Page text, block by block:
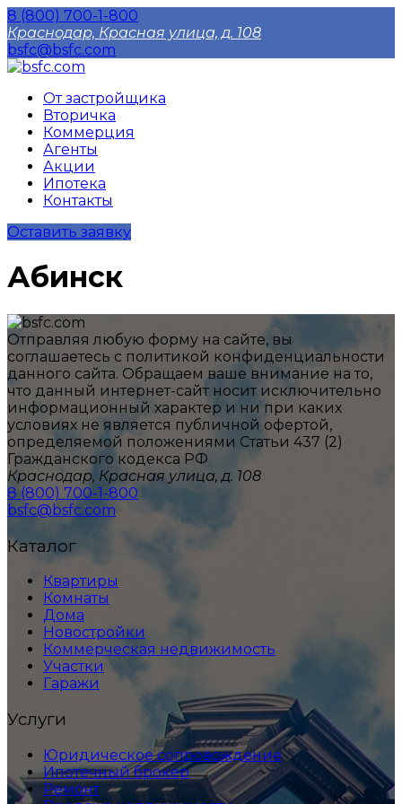
8 (800) 700-1-800
Краснодар, Красная улица, д. 108
bsfc@bsfc.com
От застройщика
Вторичка
Коммерция
Агенты
Акции
Ипотека
Контакты
Оставить заявку
Абинск
Отправляя любую форму на сайте, вы
соглашаетесь с политикой конфиденциальности
данного сайтa. Обращаем ваше внимание на то,
что данный интернет-сайт носит исключительно
информационный характер и ни при каких
условиях не является публичной офертой,
определяемой положениями Статьи 437 (2)
Гражданского кодекса РФ
Краснодар, Красная улица, д. 108
8 (800) 700-1-800
bsfc@bsfc.com
Каталог
Квартиры
Комнаты
Дома
Новостройки
Коммерческая недвижимость
Участки
Гаражи
Услуги
Юридическое сопровождение
Ипотечный брокер
Ремонт